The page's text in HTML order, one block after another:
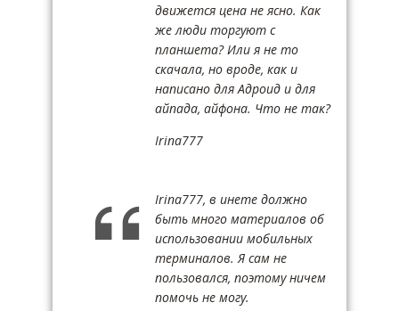
движется цена не ясно. Как
же люди торгуют с
планшета? Или я не то
скачала, но вроде, как и
написано для Адроид и для
айпада, айфона. Что не так?
Irina777
Irina777, в инете должно
быть много материалов об
использовании мобильных
терминалов. Я сам не
пользовался, поэтому ничем
помочь не могу.